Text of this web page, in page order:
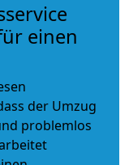
einen
der Umzug
problemlos